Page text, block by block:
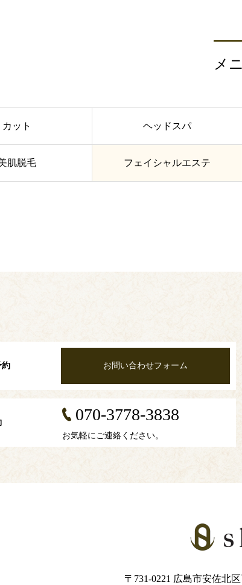
メ
カット ヘッドスパ
肌脱毛 フェイシャルエステ
約 お問い合わせフォーム
070-3778-3838
お気軽にご連絡ください。
〒731-0221 広島市安佐北